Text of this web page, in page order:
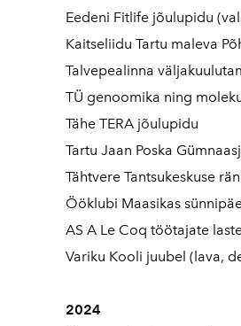
Eedeni Fitlife jõulupidu
Kaitseliidu Tartu maleva
Talvepealinna
TÜ genoomika ning
Tähe TERA jõulupidu
Tartu Jaan Poska
Tähtvere Tantsukeskuse
Ööklubi Maasikas
AS A Le Coq töötajate
Variku Kooli juubel (lava,
2024